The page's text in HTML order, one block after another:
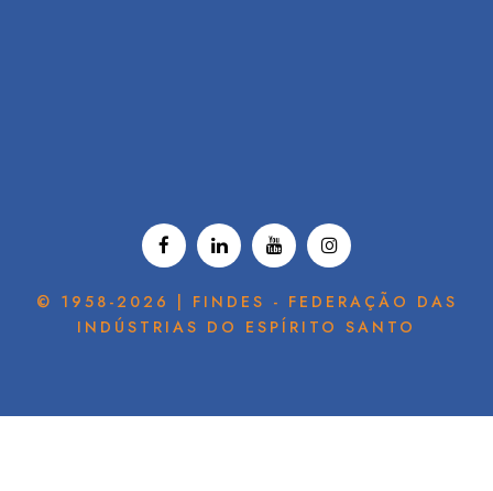
© 1958-2026 | FINDES - FEDERAÇÃO DAS
INDÚSTRIAS DO ESPÍRITO SANTO